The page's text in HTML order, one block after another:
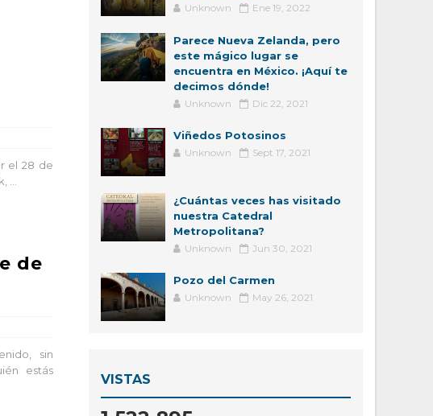
el 28 de
...
de
sin
estás
Unknown Ene 19, 2022
Parece Nueva Zelanda, pero
este mágico lugar se
encuentra en México. ¡Aquí te
decimos dónde!
Unknown Dic 22, 2021
Viñedos Potosinos
Unknown Sept 17, 2021
¿Cuántas veces has visitado
nuestra Catedral
Metropolitana?
Unknown Jun 30, 2021
Pozo del Carmen
Unknown May 26, 2021
VISTAS